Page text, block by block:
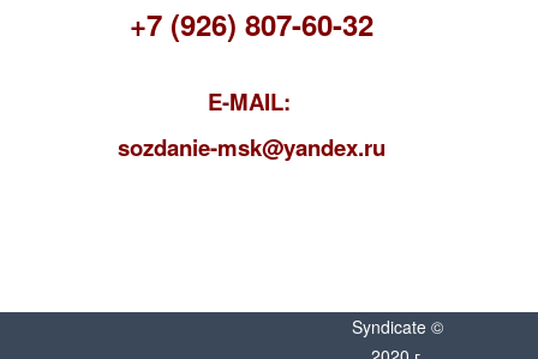
+7 (926) 807-60-32
E-MAIL:
sozdanie-msk@yandex.ru
Syndicate ©